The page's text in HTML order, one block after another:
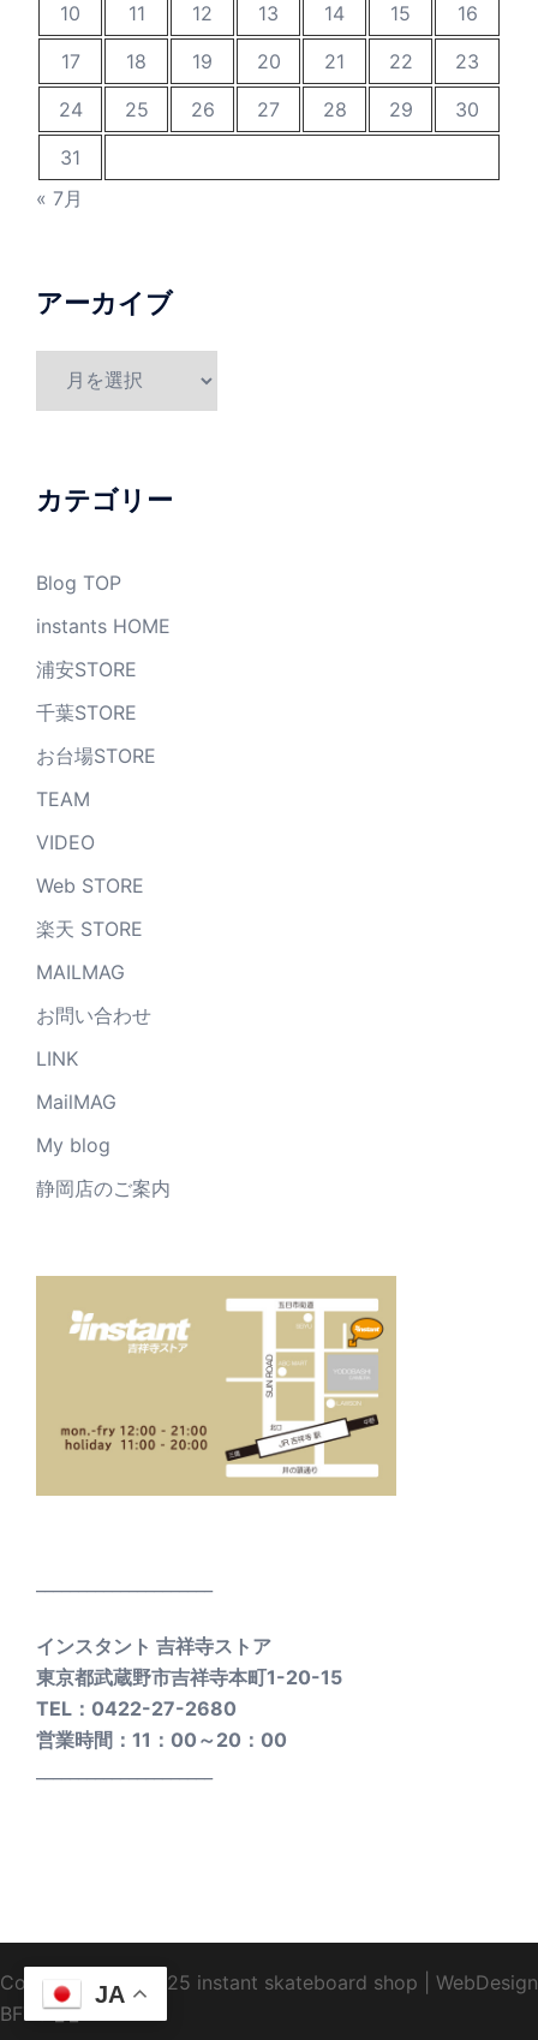
10
11 12 13 14 15
16
17
18 19 20 21 22
23
24
25 26 27 28 29
30
31
« 7月
アーカイブ
ブ
カテゴリー
Blog TOP
instants HOME
浦安STORE
千葉STORE
お台場STORE
TEAM
VIDEO
Web STORE
楽天 STORE
MAILMAG
お問い合わせ
LINK
MailMAG
My blog
静岡店のご案内
インスタント 吉祥寺ストア
東京都武蔵野市吉祥寺本町1-20-15
TEL：0422-27-2680
営業時間：11：00～20：00
Copyright1995-2025 instant skateboard shop
WebDesign
BFTC_ _.
JA